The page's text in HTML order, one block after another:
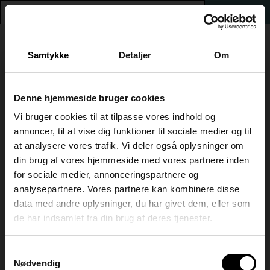
Samtykke Detaljer Om
Denne hjemmeside bruger cookies
Vi bruger cookies til at tilpasse vores indhold og
annoncer, til at vise dig funktioner til sociale medier og til
at analysere vores trafik. Vi deler også oplysninger om
din brug af vores hjemmeside med vores partnere inden
for sociale medier, annonceringspartnere og
analysepartnere. Vores partnere kan kombinere disse
data med andre oplysninger, du har givet dem, eller som
de har indsamlet fra din brug af deres tjenester.
Nødvendig
0
Naturgeografi, B
TILBAGE TIL SØGNING
Pris: DKK 550,00
Om faget
Naturgeografi på B-niveau – Opdag verden med et nyt
Har du nogensinde tænkt over, hvordan mennesker kan
info
Information om
tilmelding
Dette er HF & VUC København Syds webshop.Her kan
du tilmelde dig
HF-enkeltfag, AVU-enkeltfag, FVU og
e-learning.
Når du tilmelder dig hold/fag, skal du være
opmærksom på:
billede af eksamensbeviset med din telefon og uploade.
Luk